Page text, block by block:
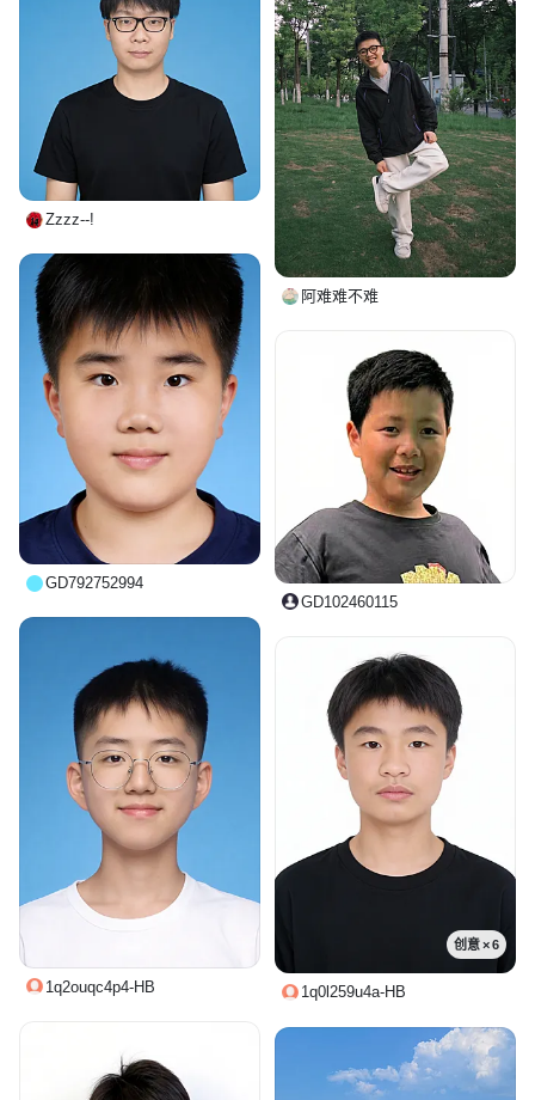
Zzzz--!
阿难难不难
GD792752994
GD102460115
1q2ouqc4p4-HB
创意 × 6
1q0l259u4a-HB